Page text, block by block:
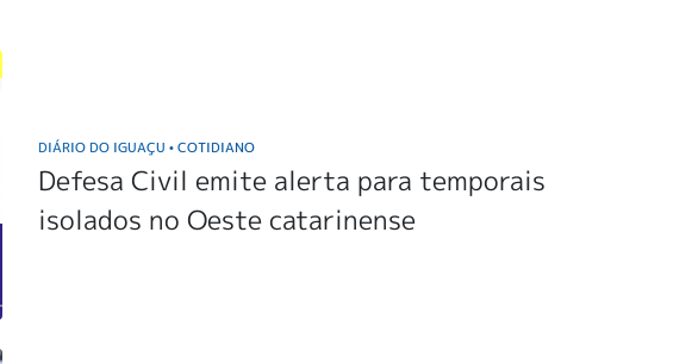
DIÁRIO DO IGUAÇU• COTIDIANO
Defesa Civil emite alerta para temporais
isolados no Oeste catarinense